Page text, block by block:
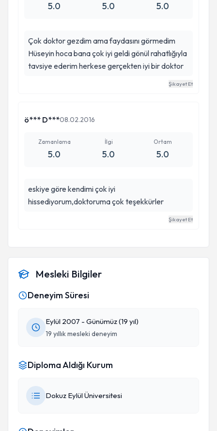
5.0 5.0 5.0
Çok doktor gezdim ama faydasını görmedim
Hüseyin hoca bana çok iyi geldi gönül rahatlığıyla
tavsiye ederim herkese gerçekten iyi bir doktor
Şikayet Et
ö*** D***08.02.2016
Zamanlama
5.0
İlgi
5.0
Ortam
5.0
eskiye göre kendimi çok iyi
hissediyorum,doktoruma çok teşekkürler
Şikayet Et
Mesleki Bilgiler
Deneyim Süresi
Eylül 2007 - Günümüz (19 yıl)
19 yıllık mesleki deneyim
Diploma Aldığı Kurum
Dokuz Eylül Üniversitesi